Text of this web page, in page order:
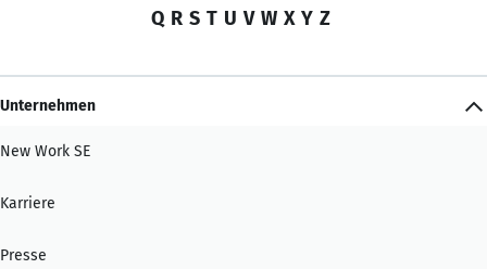
Q R S T U V W X Y Z
Unternehmen
New Work SE
Karriere
Presse